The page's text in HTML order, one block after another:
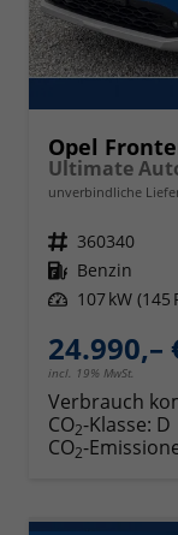
Opel
Ultimate
unverbindliche
Fahrzeugnr. 360340
Kraftstoff Benzin
Leistung 107 kW (145
24.990,–
incl. 19% MwSt.
Verbrauch
CO2-Klasse: D
CO2-